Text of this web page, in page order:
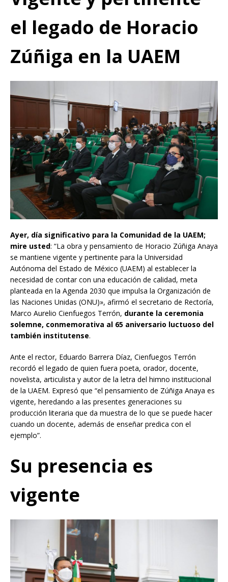
el legado de Horacio
Zúñiga en la UAEM
Ayer, día significativo para la Comunidad de la UAEM;
mire usted: “La obra y pensamiento de Horacio Zúñiga Anaya
se mantiene vigente y pertinente para la Universidad
Autónoma del Estado de México (UAEM) al establecer la
necesidad de contar con una educación de calidad, meta
planteada en la Agenda 2030 que impulsa la Organización de
las Naciones Unidas (ONU)», afirmó el secretario de Rectoría,
Marco Aurelio Cienfuegos Terrón, durante la ceremonia
solemne, conmemorativa al 65 aniversario luctuoso del
también institutense.
Ante el rector, Eduardo Barrera Díaz, Cienfuegos Terrón
recordó el legado de quien fuera poeta, orador, docente,
novelista, articulista y autor de la letra del himno institucional
de la UAEM. Expresó que “el pensamiento de Zúñiga Anaya es
vigente, heredando a las presentes generaciones su
producción literaria que da muestra de lo que se puede hacer
cuando un docente, además de enseñar predica con el
ejemplo”.
Su presencia es
vigente